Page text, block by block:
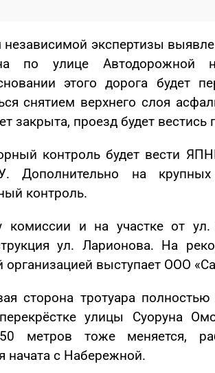
независимой экспертизы
по улице Автодорожной
этого дорога будет
снятием верхнего слоя
закрыта, проезд будет вестись
контроль будет вести
Дополнительно на крупных
контроль.
комиссии и на участке от
ул. Ларионова. На
выступает ООО
сторона тротуара
улицы Суоруна
метров тоже меняется,
начата с Набережной.